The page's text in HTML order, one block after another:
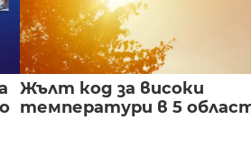
Жълт код за високи
температури в 5